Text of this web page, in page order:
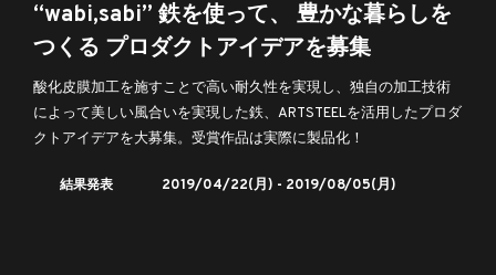
“wabi,sabi” 鉄を使って、 豊かな暮らしを
つくる プロダクトアイデアを募集
酸化皮膜加工を施すことで高い耐久性を実現し、独自の加工技術
によって美しい風合いを実現した​鉄、ARTSTEELを活用したプロダ
クトアイデアを大募集。受賞作品は実際に製品化！
結果発表 2019/04/22(月) - 2019/08/05(月)